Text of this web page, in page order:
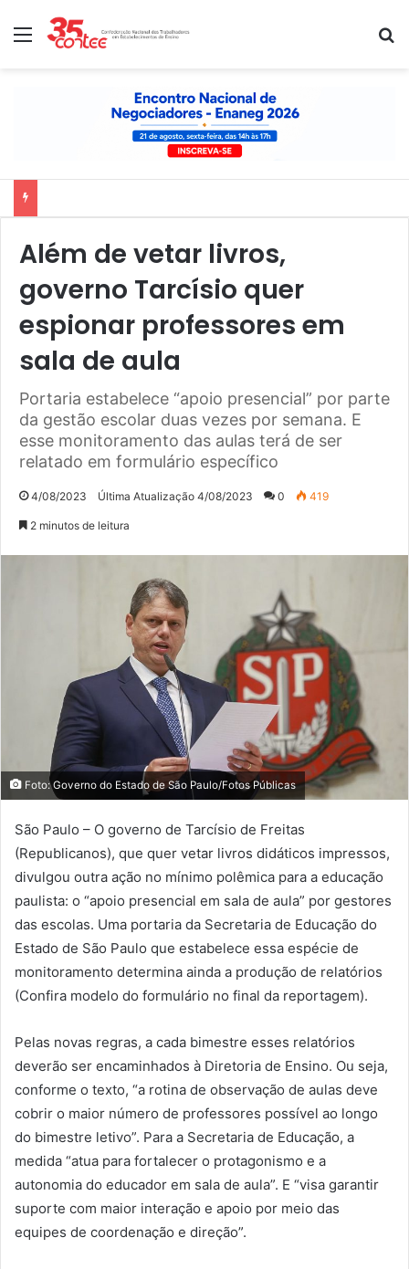
Menu
Além de vetar livros,
governo Tarcísio quer
espionar professores em
sala de aula
Portaria estabelece “apoio presencial” por parte
da gestão escolar duas vezes por semana. E
esse monitoramento das aulas terá de ser
relatado em formulário específico
4/08/2023 Última Atualização 4/08/2023 0 419
2 minutos de leitura
Foto: Governo do Estado de São Paulo/Fotos Públicas
São Paulo – O governo de Tarcísio de Freitas
(Republicanos), que quer vetar livros didáticos impressos,
divulgou outra ação no mínimo polêmica para a educação
paulista: o “apoio presencial em sala de aula” por gestores
das escolas. Uma portaria da Secretaria de Educação do
Estado de São Paulo que estabelece essa espécie de
monitoramento determina ainda a produção de relatórios
(Confira modelo do formulário no final da reportagem).
Pelas novas regras, a cada bimestre esses relatórios
deverão ser encaminhados à Diretoria de Ensino. Ou seja,
conforme o texto, “a rotina de observação de aulas deve
cobrir o maior número de professores possível ao longo
do bimestre letivo”. Para a Secretaria de Educação, a
medida “atua para fortalecer o protagonismo e a
autonomia do educador em sala de aula”. E “visa garantir
suporte com maior interação e apoio por meio das
equipes de coordenação e direção”.